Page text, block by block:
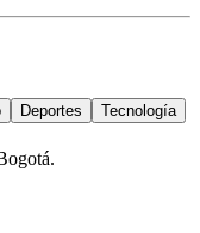
Deportes
Tecnología
.